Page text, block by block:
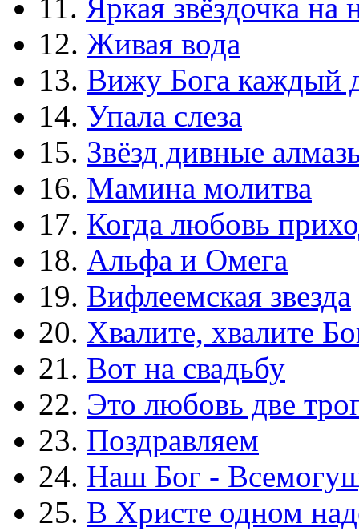
11. Яркая звёздочка на
12. Живая вода
13. Вижу Бога каждый
14. Упала слеза
15. Звёзд дивные
16. Мамина молитва
17. Когда любовь
18. Альфа и Омега
19. Вифлеемская звезда
20. Хвалите, хвалите
21. Вот на свадьбу
22. Это любовь две
23. Поздравляем
24. Наш Бог -
25. В Христе одном